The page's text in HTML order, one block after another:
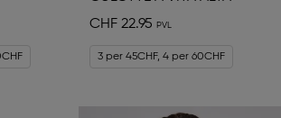
CHF 22.95
3 per 45CHF, 4 per 60CHF